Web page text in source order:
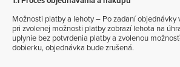
Možnosti platby a lehoty – Po zadaní objednávky
pri zvolenej možnosti platby zobrazí lehota na
uplynie bez potvrdenia platby a zvolenou
dobierku, objednávka bude zrušená.